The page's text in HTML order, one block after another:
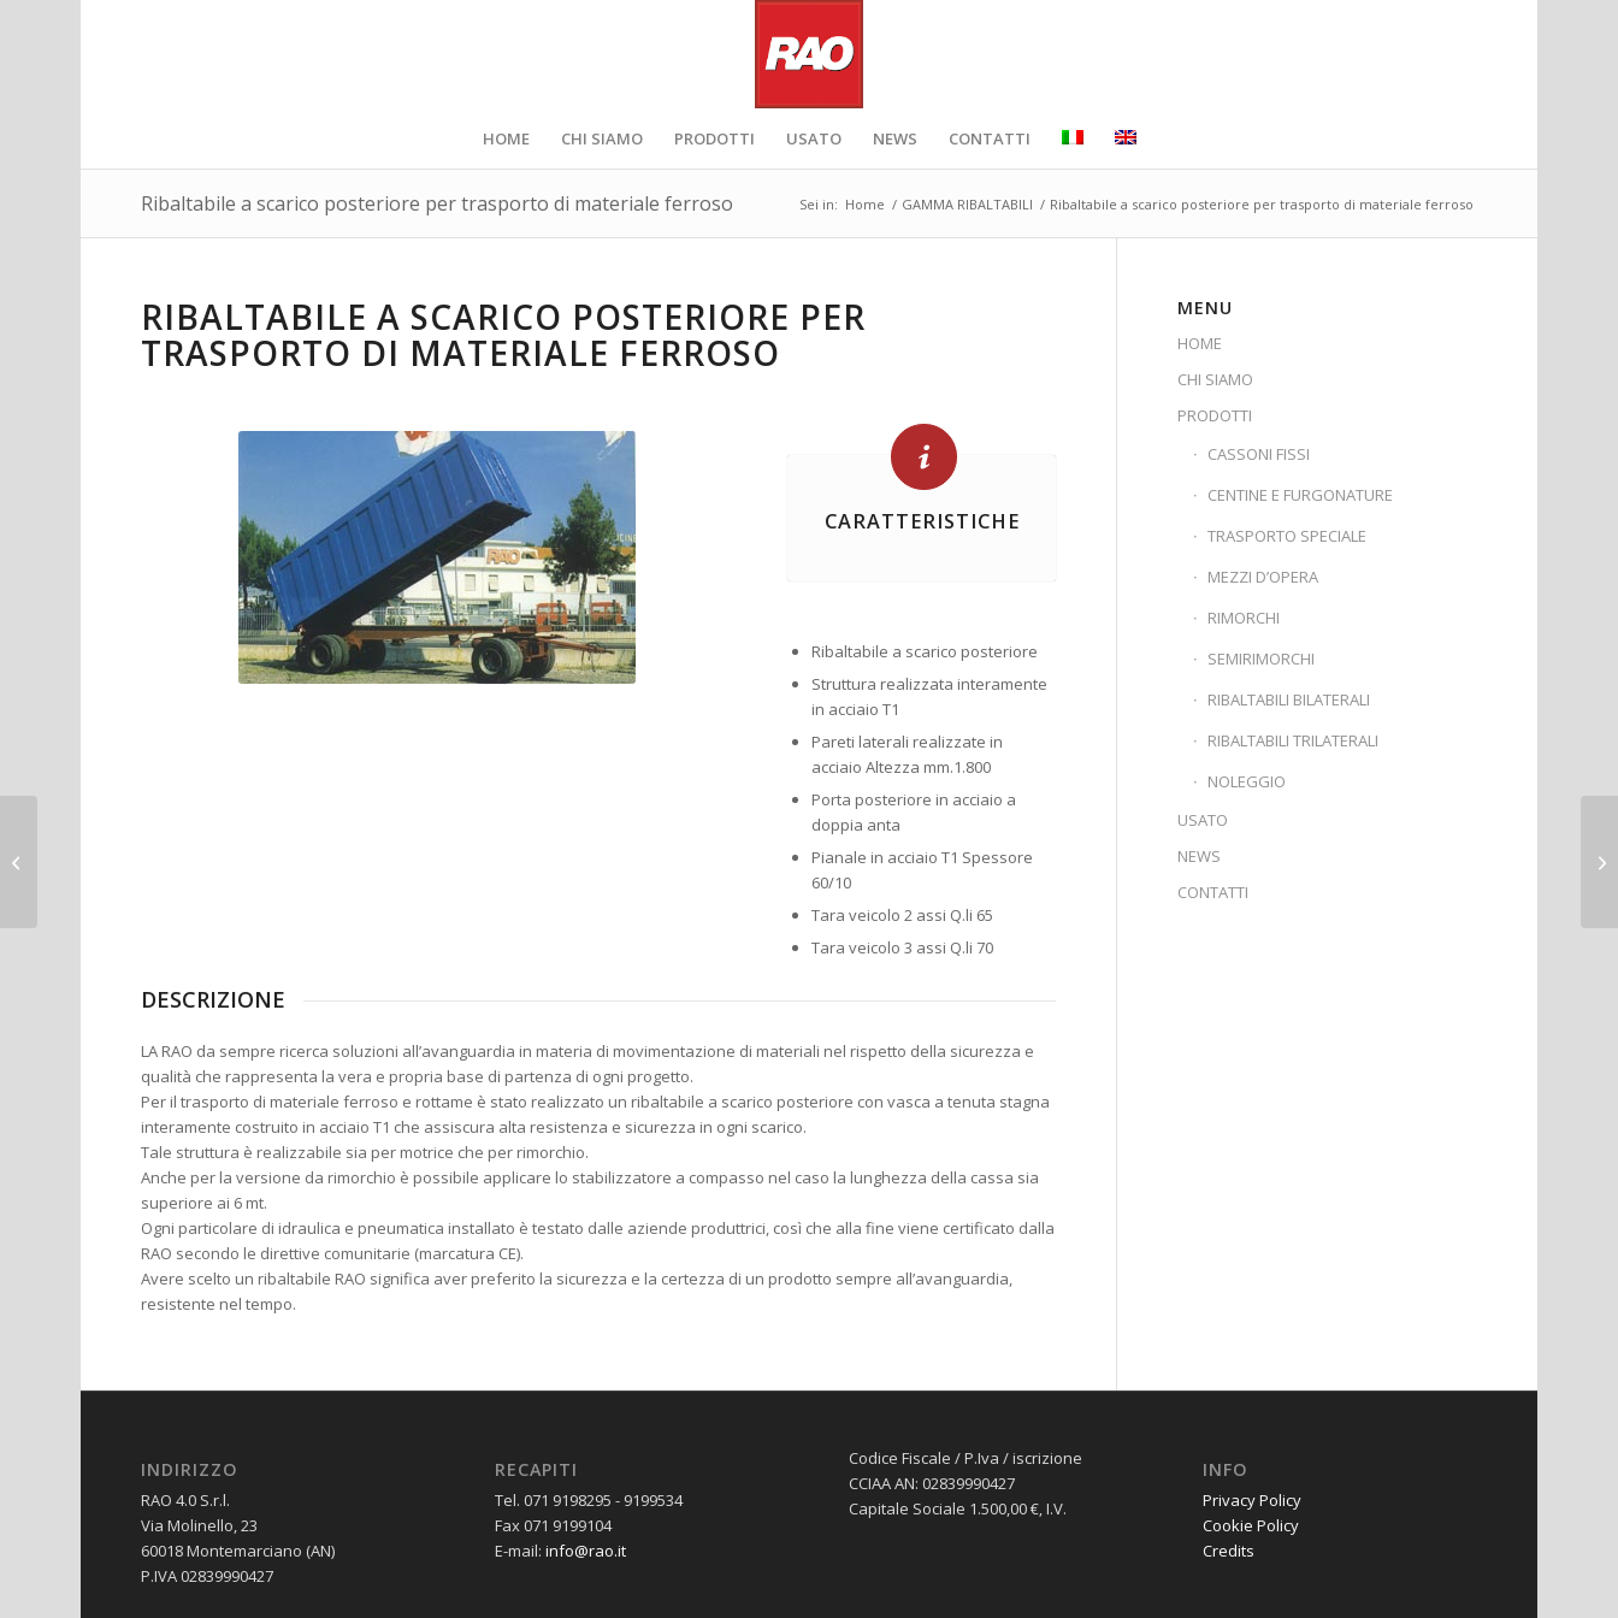
HOME CHI SIAMO PRODOTTI USATO NEWS CONTATTI
Ribaltabile a scarico posteriore per trasporto di materiale ferroso Sei in: Home / GAMMA RIBALTABILI / Ribaltabile a scarico posteriore per trasporto di materiale ferroso
RIBALTABILE A SCARICO POSTERIORE PER
TRASPORTO DI MATERIALE FERROSO
CARATTERISTICHE
Ribaltabile a scarico posteriore
Struttura realizzata interamente
in acciaio T1
Pareti laterali realizzate in
acciaio Altezza mm.1.800
Porta posteriore in acciaio a
doppia anta
Pianale in acciaio T1 Spessore
60/10
Tara veicolo 2 assi Q.li 65
Tara veicolo 3 assi Q.li 70
DESCRIZIONE
LA RAO da sempre ricerca soluzioni all’avanguardia in materia di movimentazione di materiali nel rispetto della sicurezza e
qualità che rappresenta la vera e propria base di partenza di ogni progetto.
Per il trasporto di materiale ferroso e rottame è stato realizzato un ribaltabile a scarico posteriore con vasca a tenuta stagna
interamente costruito in acciaio T1 che assiscura alta resistenza e sicurezza in ogni scarico.
Tale struttura è realizzabile sia per motrice che per rimorchio.
Anche per la versione da rimorchio è possibile applicare lo stabilizzatore a compasso nel caso la lunghezza della cassa sia
superiore ai 6 mt.
Ogni particolare di idraulica e pneumatica installato è testato dalle aziende produttrici, così che alla fine viene certificato dalla
RAO secondo le direttive comunitarie (marcatura CE).
Avere scelto un ribaltabile RAO significa aver preferito la sicurezza e la certezza di un prodotto sempre all’avanguardia,
resistente nel tempo.
MENU
HOME
CHI SIAMO
PRODOTTI
CASSONI FISSI
CENTINE E FURGONATURE
TRASPORTO SPECIALE
MEZZI D’OPERA
RIMORCHI
SEMIRIMORCHI
RIBALTABILI BILATERALI
RIBALTABILI TRILATERALI
NOLEGGIO
USATO
NEWS
CONTATTI
INDIRIZZO
RAO 4.0 S.r.l.
Via Molinello, 23
60018 Montemarciano (AN)
P.IVA 02839990427
RECAPITI
Tel. 071 9198295 - 9199534
Fax 071 9199104
E-mail:info@rao.it
Codice Fiscale / P.Iva / iscrizione
CCIAA AN: 02839990427
Capitale Sociale 1.500,00 €‚ I.V.
INFO
Privacy Policy
Cookie Policy
Credits